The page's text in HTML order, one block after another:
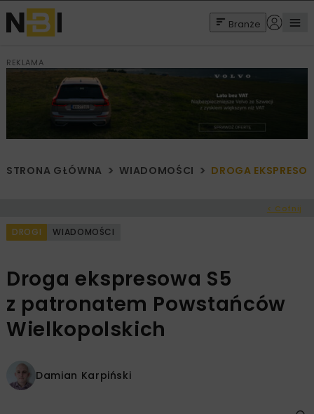
Branże
REKLAMA
STRONA GŁÓWNA WIADOMOŚCI DROGA
< Cofnij
DROGI WIADOMOŚCI
Droga ekspresowa S5
z patronatem Powstańców
Wielkopolskich
Damian Karpiński